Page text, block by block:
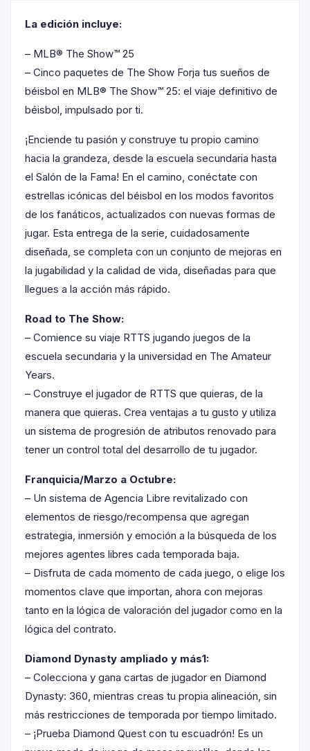
La edición incluye:
– MLB® The Show™ 25
– Cinco paquetes de The Show Forja tus sueños de
béisbol en MLB® The Show™ 25: el viaje definitivo de
béisbol, impulsado por ti.
¡Enciende tu pasión y construye tu propio camino
hacia la grandeza, desde la escuela secundaria hasta
el Salón de la Fama! En el camino, conéctate con
estrellas icónicas del béisbol en los modos favoritos
de los fanáticos, actualizados con nuevas formas de
jugar. Esta entrega de la serie, cuidadosamente
diseñada, se completa con un conjunto de mejoras en
la jugabilidad y la calidad de vida, diseñadas para que
llegues a la acción más rápido.
Road to The Show:
– Comience su viaje RTTS jugando juegos de la
escuela secundaria y la universidad en The Amateur
Years.
– Construye el jugador de RTTS que quieras, de la
manera que quieras. Crea ventajas a tu gusto y utiliza
un sistema de progresión de atributos renovado para
tener un control total del desarrollo de tu jugador.
Franquicia/Marzo a Octubre:
– Un sistema de Agencia Libre revitalizado con
elementos de riesgo/recompensa que agregan
estrategia, inmersión y emoción a la búsqueda de los
mejores agentes libres cada temporada baja.
– Disfruta de cada momento de cada juego, o elige los
momentos clave que importan, ahora con mejoras
tanto en la lógica de valoración del jugador como en la
lógica del contrato.
Diamond Dynasty ampliado y más1:
– Colecciona y gana cartas de jugador en Diamond
Dynasty: 360, mientras creas tu propia alineación, sin
más restricciones de temporada por tiempo limitado.
– ¡Prueba Diamond Quest con tu escuadrón! Es un